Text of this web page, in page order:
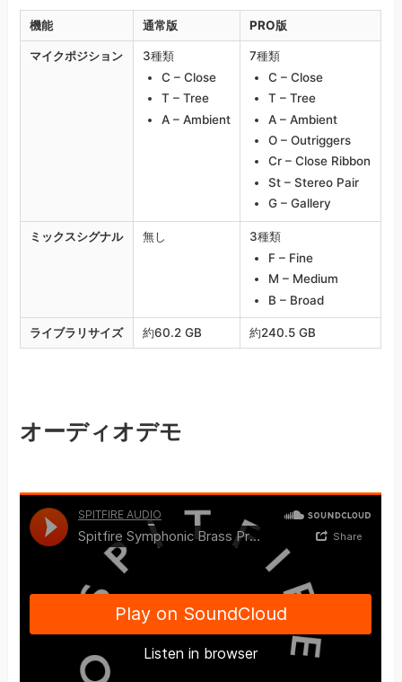
機能 通常版 PRO版
マイクポジション
3種類
C – Close
T – Tree
A – Ambient
7種類
C – Close
T – Tree
A – Ambient
O – Outriggers
Cr – Close Ribbon
St – Stereo Pair
G – Gallery
ミックスシグナル 無し
3種類
F – Fine
M – Medium
B – Broad
ライブラリサイズ 約60.2 GB 約240.5 GB
オーディオデモ